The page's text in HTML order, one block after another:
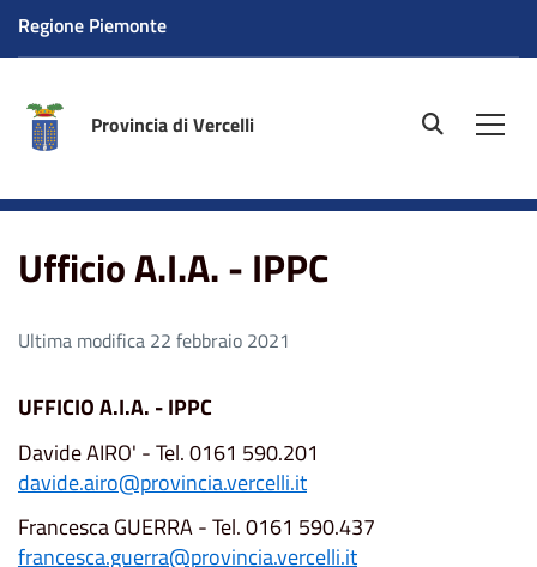
Regione Piemonte
Provincia di Vercelli site.searc
Ufficio A.I.A. - IPPC
Ultima modifica 22 febbraio 2021
UFFICIO A.I.A. - IPPC
Davide AIRO' - Tel. 0161 590.201
davide.airo@provincia.vercelli.it
Francesca GUERRA - Tel. 0161 590.437
francesca.guerra@provincia.vercelli.it